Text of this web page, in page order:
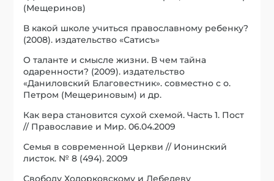
(Мещеринов)
В какой школе учиться православному ребенку?
(2008). издательство «Сатисъ»
О таланте и смысле жизни. В чем тайна
одаренности? (2009). издательство
«Даниловский Благовестник». совместно с о.
Петром (Мещериновым) и др.
Как вера становится сухой схемой. Часть 1. Пост
// Православие и Мир. 06.04.2009
Семья в современной Церкви // Ионинский
листок. № 8 (494). 2009
Свободу Ходорковскому и Лебедеву